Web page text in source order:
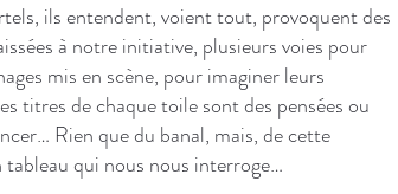
ils entendent, voient tout, provoquent des
à notre initiative, plusieurs voies pour
mis en scène, pour imaginer leurs
titres de chaque toile sont des pensées ou
Rien que du banal, mais, de cette
qui nous nous interroge…